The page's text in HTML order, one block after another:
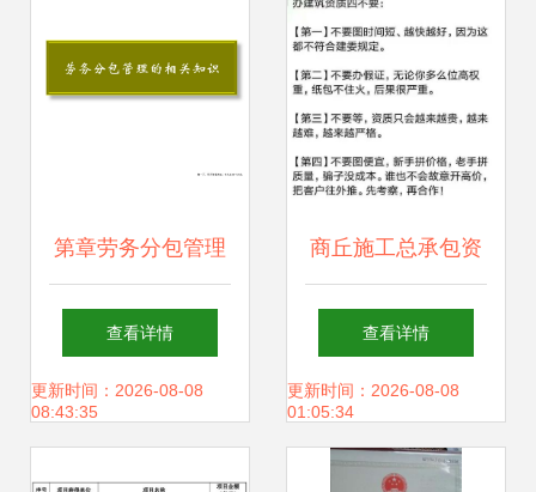
第章劳务分包管理
的相关知识.ppt
查看详情
更新时间：2026-08-08
08:43:35
商丘施工总承包资
质等级申请与代办
注意事项 周全准备
关乎企业发展方向
查看详情
更新时间：2026-08-08
01:05:34